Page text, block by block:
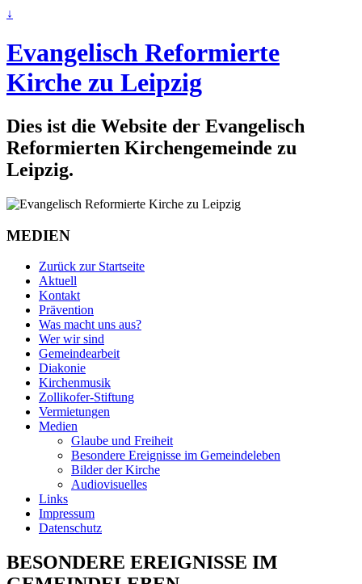
↓
Evangelisch Reformierte
Kirche zu Leipzig
Dies ist die Website der Evangelisch
Reformierten Kirchengemeinde zu
Leipzig.
MEDIEN
Zurück zur Startseite
Aktuell
Kontakt
Prävention
Was macht uns aus?
Wer wir sind
Gemeindearbeit
Diakonie
Kirchenmusik
Zollikofer-Stiftung
Vermietungen
Medien
Glaube und Freiheit
Besondere Ereignisse im Gemeindeleben
Bilder der Kirche
Audiovisuelles
Links
Impressum
Datenschutz
BESONDERE EREIGNISSE IM